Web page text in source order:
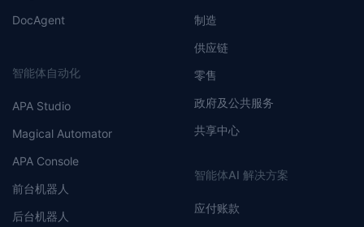
DocAgent
智能体自动化
APA Studio
Magical Automator
APA Console
前台机器人
后台机器人
制造
供应链
零售
政府及公共服务
共享中心
智能体AI 解决方案
应付账款